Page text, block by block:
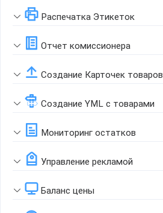
Распечатка Этикеток
Отчет комиссионера
Создание Карточек товаров
Создание YML с товарами
Мониторинг остатков
Управление рекламой
Баланс цены